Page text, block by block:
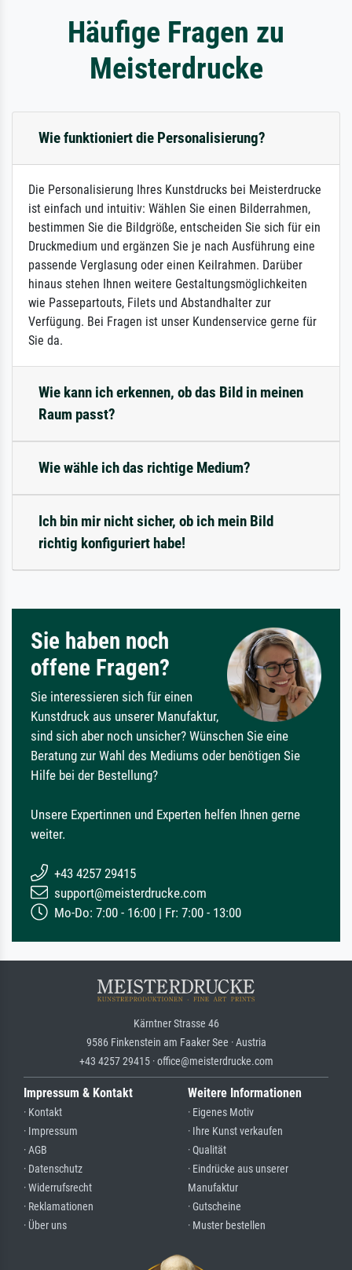
Häufige Fragen zu
Meisterdrucke
Wie funktioniert die Personalisierung?
Die Personalisierung Ihres Kunstdrucks bei Meisterdrucke
ist einfach und intuitiv: Wählen Sie einen Bilderrahmen,
bestimmen Sie die Bildgröße, entscheiden Sie sich für ein
Druckmedium und ergänzen Sie je nach Ausführung eine
passende Verglasung oder einen Keilrahmen. Darüber
hinaus stehen Ihnen weitere Gestaltungsmöglichkeiten
wie Passepartouts, Filets und Abstandhalter zur
Verfügung. Bei Fragen ist unser Kundenservice gerne für
Sie da.
Wie kann ich erkennen, ob das Bild in meinen
Raum passt?
Wie wähle ich das richtige Medium?
Ich bin mir nicht sicher, ob ich mein Bild
richtig konfiguriert habe!
Sie haben noch
offene Fragen?
Sie interessieren sich für einen
Kunstdruck aus unserer Manufaktur,
sind sich aber noch unsicher? Wünschen Sie eine
Beratung zur Wahl des Mediums oder benötigen Sie
Hilfe bei der Bestellung?
Unsere Expertinnen und Experten helfen Ihnen gerne
weiter.
+43 4257 29415
support@meisterdrucke.com
Mo-Do: 7:00 - 16:00 | Fr: 7:00 - 13:00
Kärntner Strasse 46
9586 Finkenstein am Faaker See · Austria
+43 4257 29415 · office@meisterdrucke.com
Impressum & Kontakt
· Kontakt
· Impressum
· AGB
· Datenschutz
· Widerrufsrecht
· Reklamationen
· Über uns
Weitere Informationen
· Eigenes Motiv
· Ihre Kunst verkaufen
· Qualität
· Eindrücke aus unserer
Manufaktur
· Gutscheine
· Muster bestellen